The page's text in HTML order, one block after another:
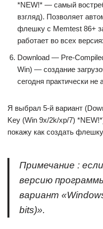
*NEW!* — самый
взгляд). Позволяет
флешку с Memtest 86+
работает во всех
Download — Pre-
Win) — создание
сегодня практически не
Я выбрал 5-й вариант
Key (Win 9x/2k/xp/7)
покажу как создать
Примечание :
версию
вариант
bits)».